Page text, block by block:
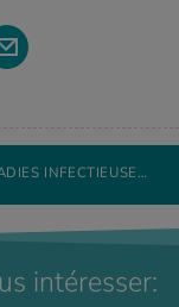
INFECTIEUSE…
intéresser: